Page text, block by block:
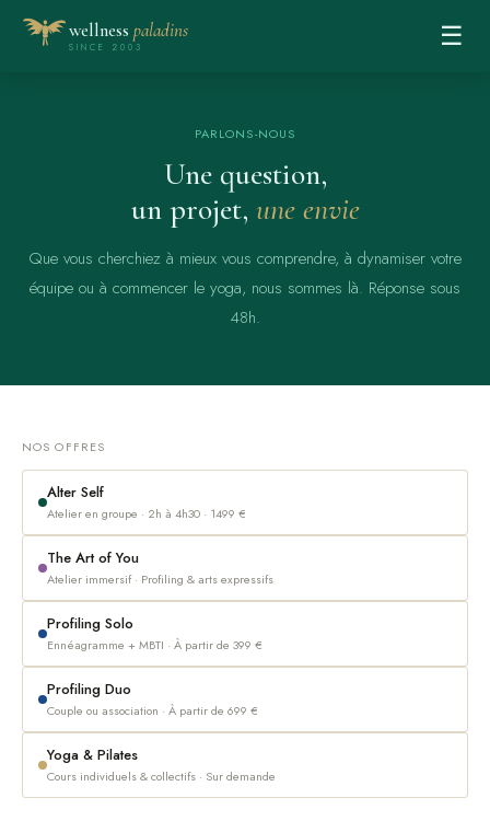
wellnesspaladins
SINCE 2003 ☰
PARLONS-NOUS
Une question,
un projet, une envie
Que vous cherchiez à mieux vous comprendre, à dynamiser votre
équipe ou à commencer le yoga, nous sommes là. Réponse sous
48h.
NOS OFFRES
Alter Self
Atelier en groupe · 2h à 4h30 · 1499 €
The Art of You
Atelier immersif · Profiling & arts expressifs
Profiling Solo
Ennéagramme + MBTI · À partir de 399 €
Profiling Duo
Couple ou association · À partir de 699 €
Yoga & Pilates
Cours individuels & collectifs · Sur demande